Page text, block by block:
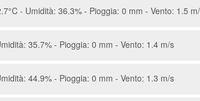
- Umidità: 36.3% - Pioggia: 0 mm - Vento: 1.5
35.7% - Pioggia: 0 mm - Vento: 1.4 m/s
44.9% - Pioggia: 0 mm - Vento: 1.3 m/s